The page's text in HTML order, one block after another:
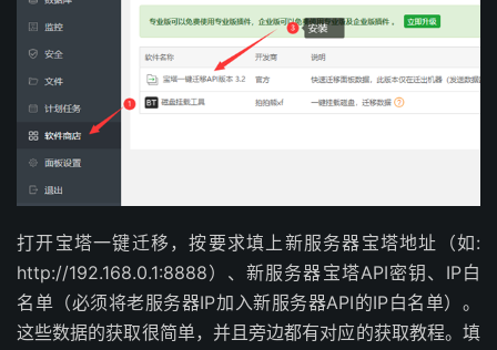
打开宝塔一键迁移，按要求填上新服务器宝塔地址（如:
http://192.168.0.1:8888）、新服务器宝塔API密钥、IP白
名单（必须将老服务器IP加入新服务器API的IP白名单）。
这些数据的获取很简单，并且旁边都有对应的获取教程。填